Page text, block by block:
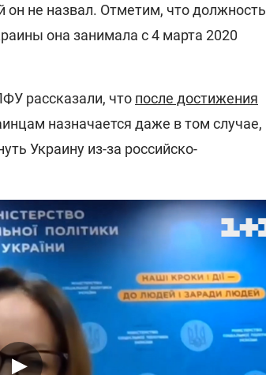
не назвал. Отметим, что должность
она занимала с 4 марта 2020
рассказали, что после достижения
назначается даже в том случае,
Украину из-за российско-